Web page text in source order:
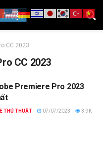
CC 2023
CC 2023
Premiere Pro 2023
THỦ THUẬT 07/07/2023 3.9K